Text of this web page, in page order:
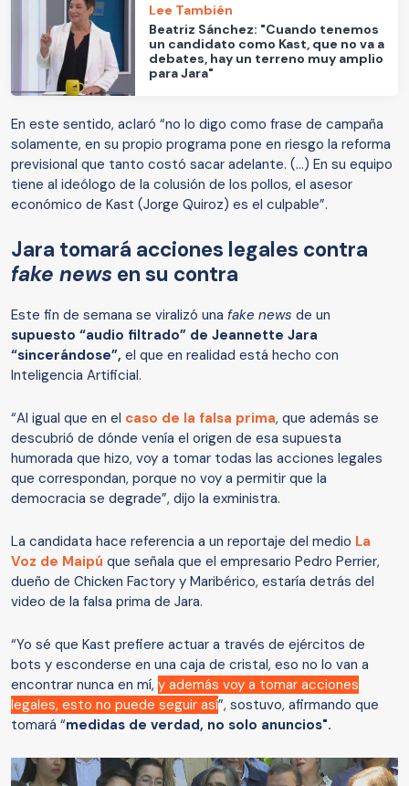
Lee También
Beatriz Sánchez: "Cuando tenemos
un candidato como Kast, que no va a
debates, hay un terreno muy amplio
para Jara"
En este sentido, aclaró “no lo digo como frase de campaña
solamente, en su propio programa pone en riesgo la reforma
previsional que tanto costó sacar adelante. (...) En su equipo
tiene al ideólogo de la colusión de los pollos, el asesor
económico de Kast (Jorge Quiroz) es el culpable”.
Jara tomará acciones legales contra
fake news en su contra
Este fin de semana se viralizó una fake news de un
supuesto “audio filtrado” de Jeannette Jara
“sincerándose”, el que en realidad está hecho con
Inteligencia Artificial.
“Al igual que en el caso de la falsa prima, que además se
descubrió de dónde venía el origen de esa supuesta
humorada que hizo, voy a tomar todas las acciones legales
que correspondan, porque no voy a permitir que la
democracia se degrade”, dijo la exministra.
La candidata hace referencia a un reportaje del medio La
Voz de Maipú que señala que el empresario Pedro Perrier,
dueño de Chicken Factory y Maribérico, estaría detrás del
video de la falsa prima de Jara.
“Yo sé que Kast prefiere actuar a través de ejércitos de
bots y esconderse en una caja de cristal, eso no lo van a
encontrar nunca en mí, y además voy a tomar acciones
legales, esto no puede seguir así”, sostuvo, afirmando que
tomará “medidas de verdad, no solo anuncios".